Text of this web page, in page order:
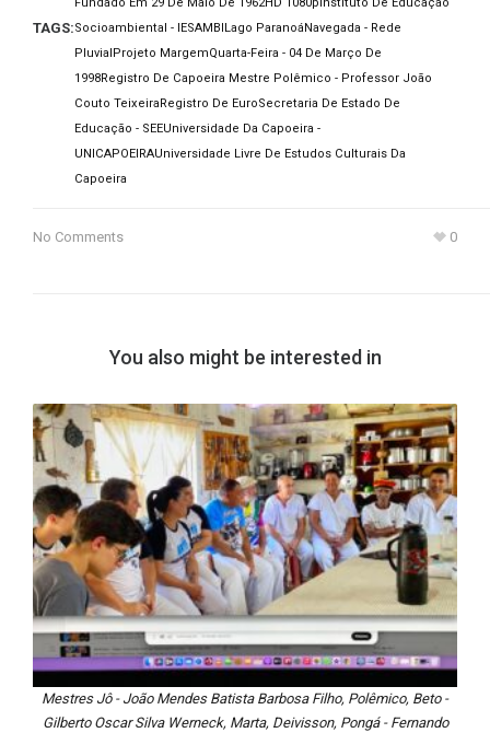
TAGS:
Fundado Em 29 De Maio De 1962HD 1080p Instituto De Educação
Socioambiental - IESAMBI Lago Paranoá Navegada - Rede
Pluvial Projeto MargemQuarta-Feira - 04 De Março De
1998Registro De Capoeira Mestre Polêmico - Professor João
Couto Teixeira Registro De EuroSecretaria De Estado De
Educação - SEEUniversidade Da Capoeira -
UNICAPOEIRAUniversidade Livre De Estudos Culturais Da
Capoeira
No Comments 0
You also might be interested in
Mestres Jô - João Mendes Batista Barbosa Filho, Polêmico, Beto -
Gilberto Oscar Silva Werneck, Marta, Deivisson, Pongá - Fernando